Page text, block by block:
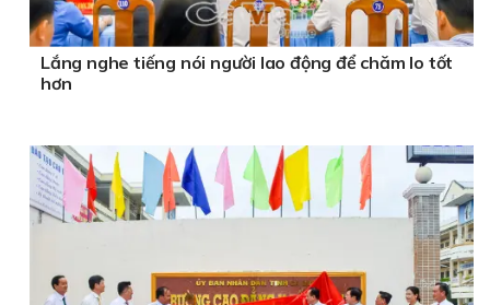
Lắng nghe tiếng nói người lao động để chăm lo tốt
hơn